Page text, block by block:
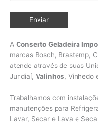
A Conserto Geladeira
marcas Bosch, Brastemp,
atende através de suas
Jundiaí, Valinhos, Vinhedo
Trabalhamos com
manutenções para
Lavar, Secar e Lava e